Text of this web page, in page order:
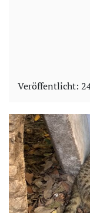
Veröffentlicht: